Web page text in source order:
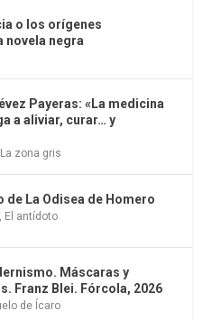
o los orígenes
novela negra
Payeras: «La medicina
a aliviar, curar… y
La zona gris
de La Odisea de Homero
, El antídoto
Máscaras y
Franz Blei. Fórcola, 2026
de Ícaro